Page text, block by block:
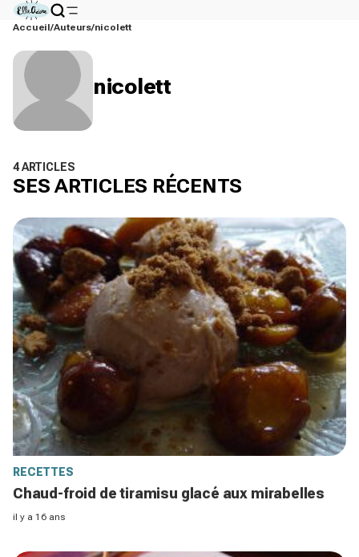
Accueil Auteurs nicolett
nicolett
4 ARTICLES
SES ARTICLES RÉCENTS
RECETTES
Chaud-froid de tiramisu glacé aux mirabelles
il y a 16 ans